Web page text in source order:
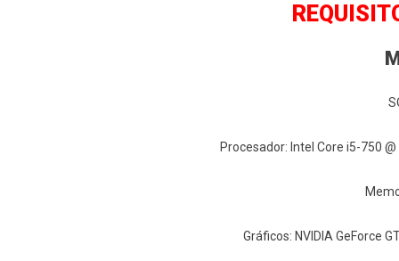
Procesador: Intel Core i5-750
Gráficos: NVIDIA GeForce